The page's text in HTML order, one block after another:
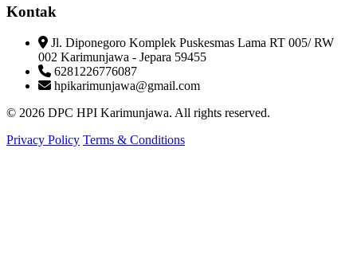
Kontak
Jl. Diponegoro Komplek Puskesmas Lama RT 005/ RW
002 Karimunjawa - Jepara 59455
6281226776087
hpikarimunjawa@gmail.com
© 2026 DPC HPI Karimunjawa. All rights reserved.
Privacy Policy Terms & Conditions